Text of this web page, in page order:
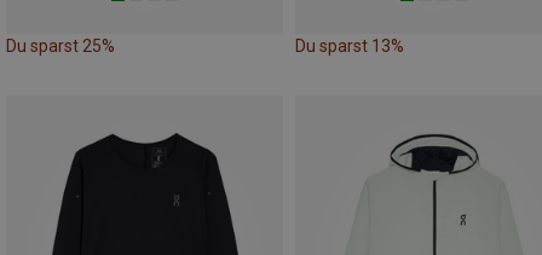
Du sparst 25% Du sparst 13%